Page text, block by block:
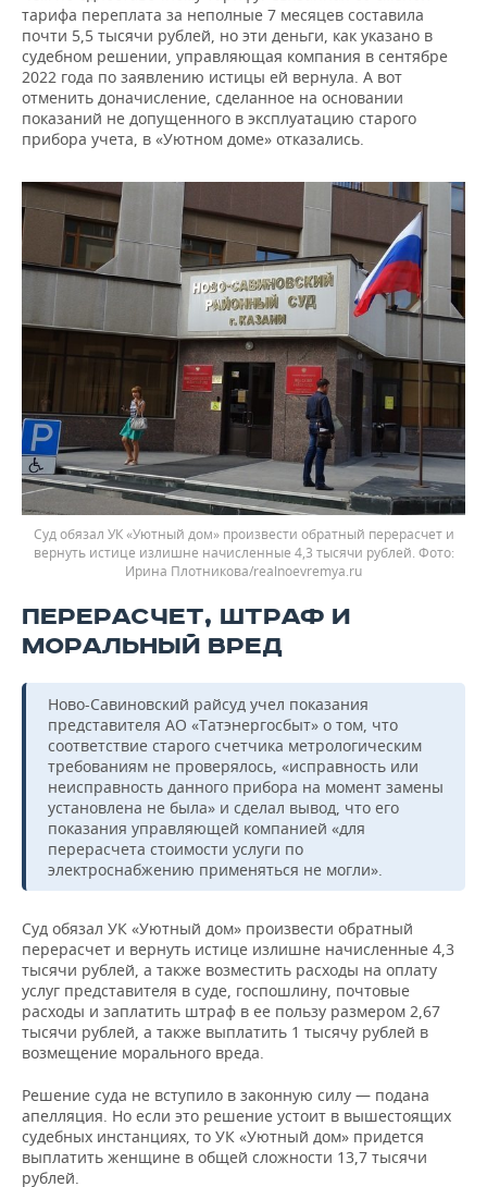
тарифа переплата за неполные 7 месяцев составила
почти 5,5 тысячи рублей, но эти деньги, как указано в
судебном решении, управляющая компания в сентябре
2022 года по заявлению истицы ей вернула. А вот
отменить доначисление, сделанное на основании
показаний не допущенного в эксплуатацию старого
прибора учета, в «Уютном доме» отказались.
Суд обязал УК «Уютный дом» произвести обратный перерасчет и
вернуть истице излишне начисленные 4,3 тысячи рублей. Фото:
Ирина Плотникова/realnoevremya.ru
ПЕРЕРАСЧЕТ, ШТРАФ И
МОРАЛЬНЫЙ ВРЕД
Ново-Савиновский райсуд учел показания
представителя АО «Татэнергосбыт» о том, что
соответствие старого счетчика метрологическим
требованиям не проверялось, «исправность или
неисправность данного прибора на момент замены
установлена не была» и сделал вывод, что его
показания управляющей компанией «для
перерасчета стоимости услуги по
электроснабжению применяться не могли».
Суд обязал УК «Уютный дом» произвести обратный
перерасчет и вернуть истице излишне начисленные 4,3
тысячи рублей, а также возместить расходы на оплату
услуг представителя в суде, госпошлину, почтовые
расходы и заплатить штраф в ее пользу размером 2,67
тысячи рублей, а также выплатить 1 тысячу рублей в
возмещение морального вреда.
Решение суда не вступило в законную силу — подана
апелляция. Но если это решение устоит в вышестоящих
судебных инстанциях, то УК «Уютный дом» придется
выплатить женщине в общей сложности 13,7 тысячи
рублей.